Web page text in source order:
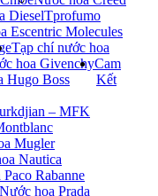
Diesel
Escentric Molecules
hoa Givenchy
Hugo Boss
– MFK
Mugler
Nautica
Rabanne
Nước hoa Prada
Tprofumo
Tạp chí nước hoa
Cam
Kết